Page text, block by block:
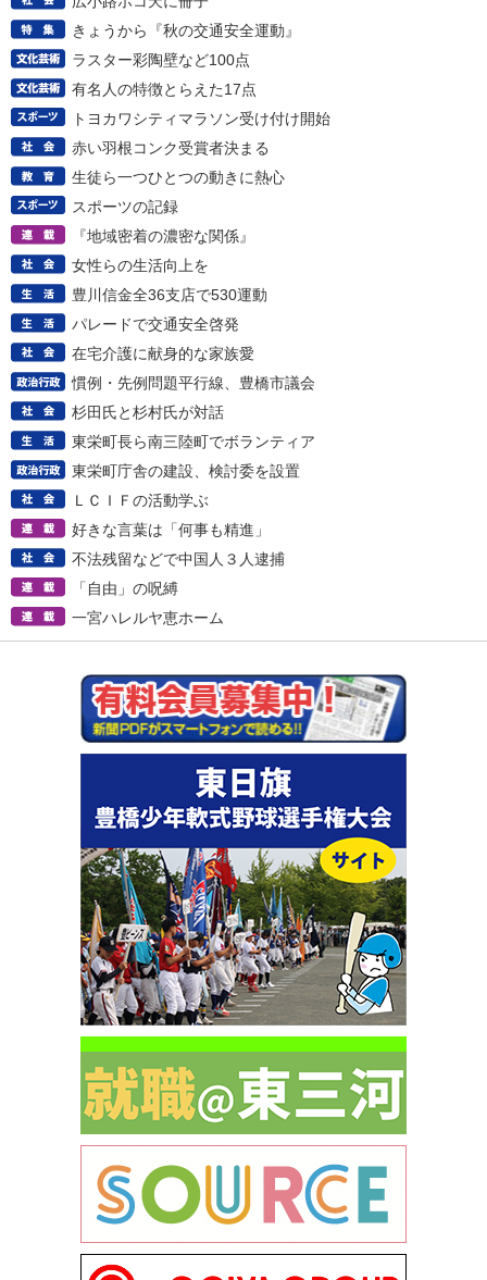
きょうから『秋の交通安全運動』
ラスター彩陶壁など100点
有名人の特徴とらえた17点
トヨカワシティマラソン受け付け開始
赤い羽根コンク受賞者決まる
生徒ら一つひとつの動きに熱心
スポーツの記録
『地域密着の濃密な関係』
女性らの生活向上を
豊川信金全36支店で530運動
パレードで交通安全啓発
在宅介護に献身的な家族愛
慣例・先例問題平行線、豊橋市議会
杉田氏と杉村氏が対話
東栄町長ら南三陸町でボランティア
東栄町庁舎の建設、検討委を設置
ＬＣＩＦの活動学ぶ
好きな言葉は「何事も精進」
不法残留などで中国人３人逮捕
「自由」の呪縛
一宮ハレルヤ恵ホーム